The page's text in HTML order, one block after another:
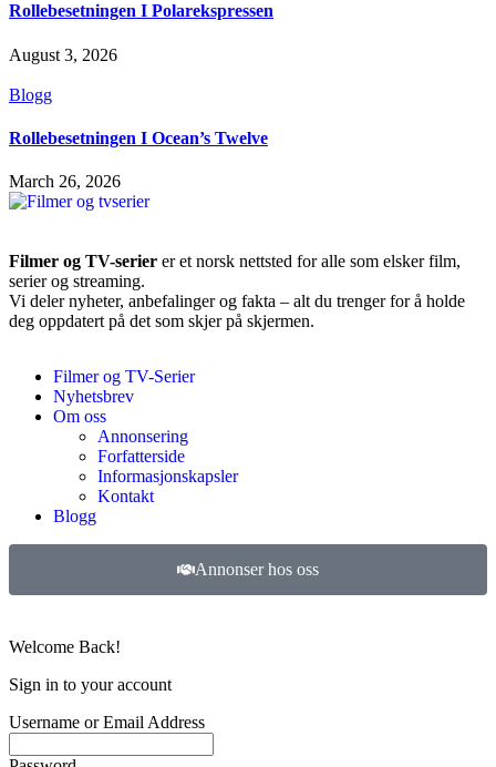
Rollebesetningen I Polarekspressen
August 3, 2026
Blogg
Rollebesetningen I Ocean’s Twelve
March 26, 2026
Filmer og TV-serier er et norsk nettsted for alle som elsker film,
serier og streaming.
Vi deler nyheter, anbefalinger og fakta – alt du trenger for å holde
deg oppdatert på det som skjer på skjermen.
Filmer og TV-Serier
Nyhetsbrev
Om oss
Annonsering
Forfatterside
Informasjonskapsler
Kontakt
Blogg
Annonser hos oss
Welcome Back!
Sign in to your account
Username or Email Address